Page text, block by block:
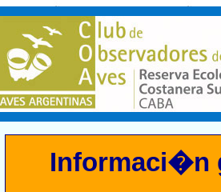
Informaci�n